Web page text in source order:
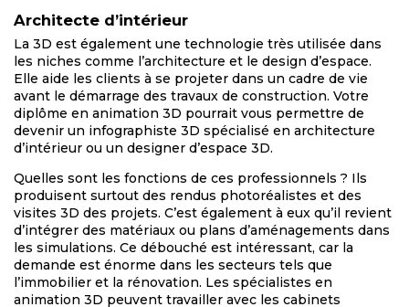
Architecte d’intérieur
La 3D est également une technologie très utilisée dans
les niches comme l’architecture et le design d’espace.
Elle aide les clients à se projeter dans un cadre de vie
avant le démarrage des travaux de construction. Votre
diplôme en animation 3D pourrait vous permettre de
devenir un infographiste 3D spécialisé en architecture
d’intérieur ou un designer d’espace 3D.
Quelles sont les fonctions de ces professionnels ? Ils
produisent surtout des rendus photoréalistes et des
visites 3D des projets. C’est également à eux qu’il revient
d’intégrer des matériaux ou plans d’aménagements dans
les simulations. Ce débouché est intéressant, car la
demande est énorme dans les secteurs tels que
l’immobilier et la rénovation. Les spécialistes en
animation 3D peuvent travailler avec les cabinets